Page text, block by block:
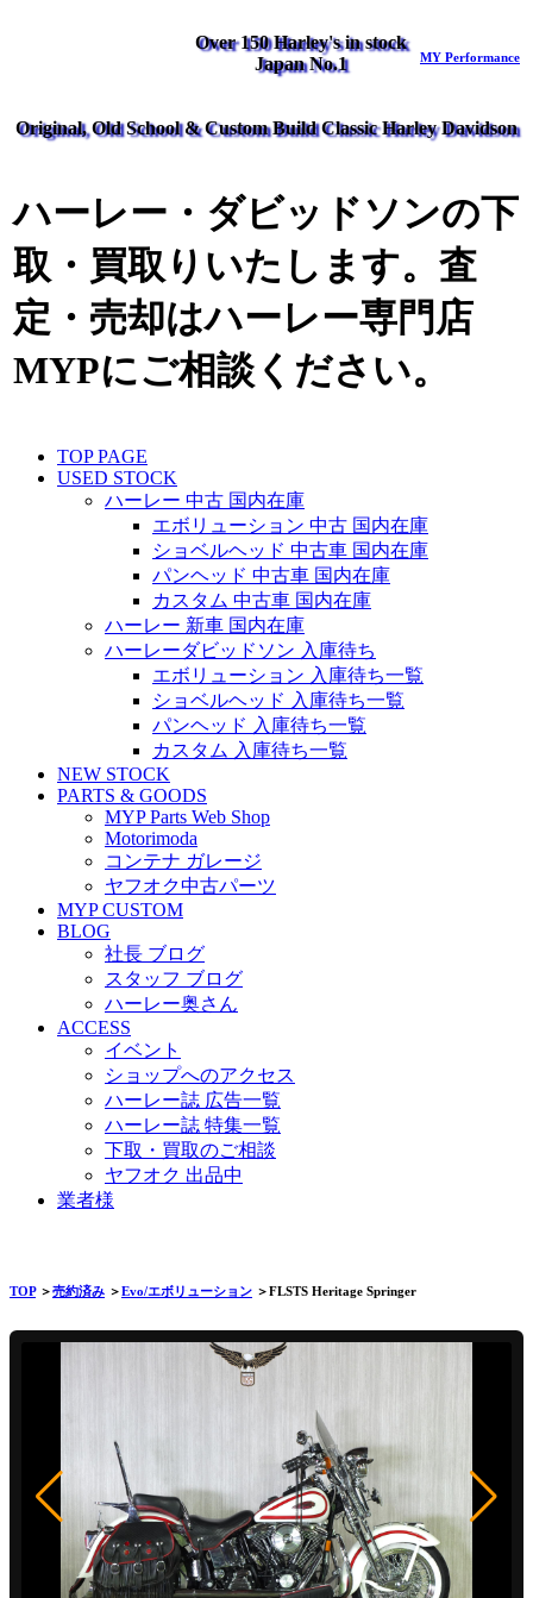
Over 150 Harley's in stock
Japan No.1
MY Performance
Original, Old School & Custom Build Classic Harley Davidson
ハーレー・ダビッドソンの下
取・買取りいたします。査
定・売却はハーレー専門店
MYPにご相談ください。
TOP PAGE
USED STOCK
ハーレー 中古 国内在庫
エボリューション 中古 国内在庫
ショベルヘッド 中古車 国内在庫
パンヘッド 中古車 国内在庫
カスタム 中古車 国内在庫
ハーレー 新車 国内在庫
ハーレーダビッドソン 入庫待ち
エボリューション 入庫待ち一覧
ショベルヘッド 入庫待ち一覧
パンヘッド 入庫待ち一覧
カスタム 入庫待ち一覧
NEW STOCK
PARTS & GOODS
MYP Parts Web Shop
Motorimoda
コンテナ ガレージ
ヤフオク中古パーツ
MYP CUSTOM
BLOG
社長 ブログ
スタッフ ブログ
ハーレー奥さん
ACCESS
イベント
ショップへのアクセス
ハーレー誌 広告一覧
ハーレー誌 特集一覧
下取・買取のご相談
ヤフオク 出品中
業者様
TOP＞売約済み ＞Evo/エボリューション ＞FLSTS Heritage Springer